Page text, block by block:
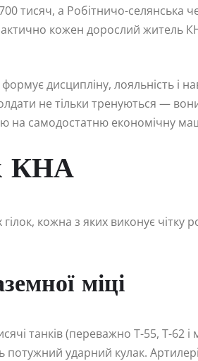
тисяч, а Робітничо-селянська
кожен дорослий житель
дисципліну, лояльність і
не тільки тренуються —
на самодостатню економічну
КНА
кожна з яких виконує чітку
міці
танків (переважно Т-55, Т-62 і
ударний кулак.